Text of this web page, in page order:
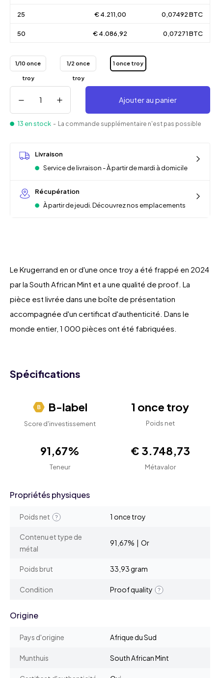
25 € 4.211,00 0,07492 BTC
50 € 4.086,92 0,07271 BTC
1/10 once
troy
1/2 once
troy
1 once troy
Ajouter au panier
13 en stock - La commande supplémentaire n'est pas possible
Livraison
Service de livraison - À partir de mardi à domicile
Récupération
À partir de jeudi. Découvrez nos emplacements
Le Krugerrand en or d'une once troy a été frappé en 2024
par la South African Mint et a une qualité de proof. La
pièce est livrée dans une boîte de présentation
accompagnée d'un certificat d'authenticité. Dans le
monde entier, 1 000 pièces ont été fabriquées.
Spécifications
B-label
Score d'investissement
1 once troy
Poids net
91,67%
Teneur
€ 3.748,73
Métavalor
Propriétés physiques
Poids net 1 once troy
Contenu et type de
métal
91,67% | Or
Poids brut 33,93 gram
Condition Proof quality
Origine
Pays d'origine Afrique du Sud
Munthuis South African Mint